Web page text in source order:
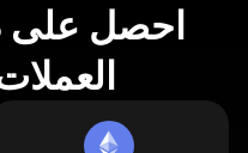
احصل على